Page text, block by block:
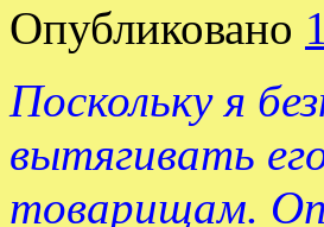
Опубликовано
Поскольку я
вытягивать
товарищам.